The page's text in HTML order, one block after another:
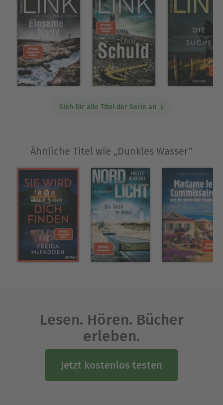
Cliffhanger zu einem weiteren Buch, das
aber noch nicht erschienen ist. Das Ende
dieses Buches lässt mich zutiefst traurig
zurück 😕 Meine Bewertung: 85/100 bzw.
09/10 Punkte
Sieh Dir alle Titel der Serie an
Ähnliche Titel wie „Dunkles Wasser“
Lesen. Hören. Bücher
erleben.
Jetzt kostenlos testen